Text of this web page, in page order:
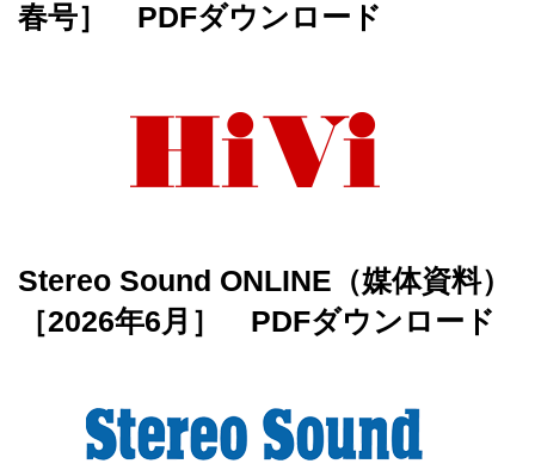
春号］ PDFダウンロード
Stereo Sound ONLINE（媒体資料）
［2026年6月］ PDFダウンロード